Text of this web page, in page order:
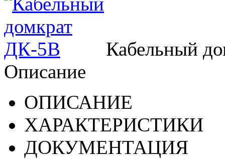
Кабельный
Описание
ОПИСАНИЕ
ХАРАКТЕРИСТИКИ
ДОКУМЕНТАЦИЯ